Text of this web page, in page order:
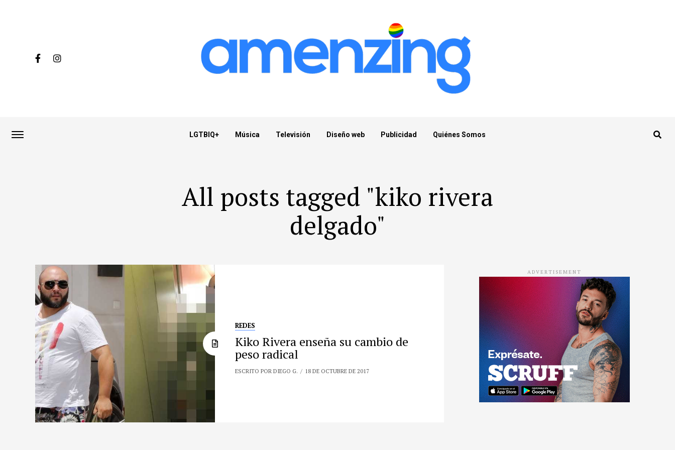
LGTBIQ+ Música Televisión Diseño web Publicidad Quiénes Somos
All posts tagged "kiko rivera
delgado"
REDES
Kiko Rivera enseña su cambio de
peso radical
ESCRITO POR DIEGO G. 18 DE OCTUBRE DE 2017
ADVERTISEMENT